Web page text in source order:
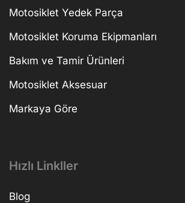
Motosiklet Yedek Parça
Motosiklet Koruma Ekipmanları
Bakım ve Tamir Ürünleri
Motosiklet Aksesuar
Markaya Göre
Hızlı Linkller
Blog